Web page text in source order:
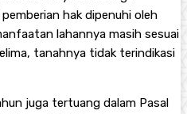
hak dipenuhi oleh
lahannya masih sesuai
tanahnya tidak terindikasi
juga tertuang dalam Pasal